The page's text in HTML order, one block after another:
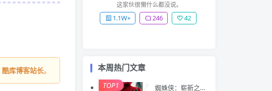
酷库博客站长。
这家伙很懒什么都没说。
1.1W+ 246 42
本周热门文章
TOP1
蜘蛛侠：崭新之